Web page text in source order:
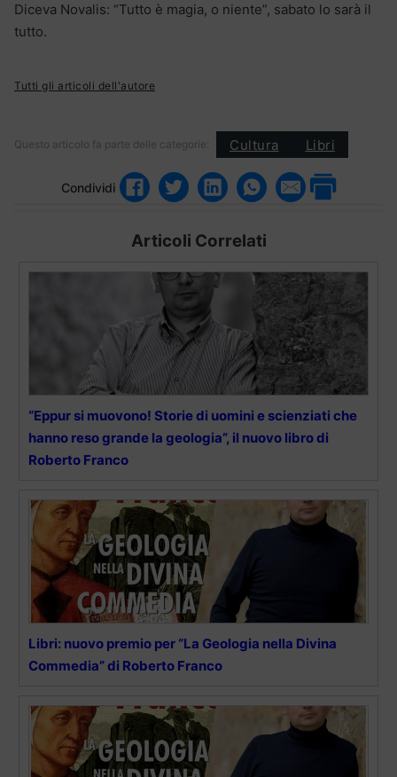
Diceva Novalis: “Tutto è magia, o niente”, sabato lo sarà il
tutto.
Tutti gli articoli dell'autore
Questo articolo fa parte delle categorie: Cultura Libri
Condividi
Articoli Correlati
“Eppur si muovono! Storie di uomini e scienziati che
hanno reso grande la geologia”, il nuovo libro di
Roberto Franco
Libri: nuovo premio per “La Geologia nella Divina
Commedia” di Roberto Franco